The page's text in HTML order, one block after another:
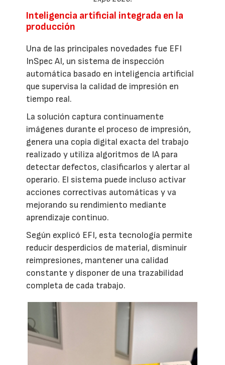
Inteligencia artificial integrada en la
producción
Una de las principales novedades fue EFI
InSpec AI, un sistema de inspección
automática basado en inteligencia artificial
que supervisa la calidad de impresión en
tiempo real.
La solución captura continuamente
imágenes durante el proceso de impresión,
genera una copia digital exacta del trabajo
realizado y utiliza algoritmos de IA para
detectar defectos, clasificarlos y alertar al
operario. El sistema puede incluso activar
acciones correctivas automáticas y va
mejorando su rendimiento mediante
aprendizaje continuo.
Según explicó EFI, esta tecnología permite
reducir desperdicios de material, disminuir
reimpresiones, mantener una calidad
constante y disponer de una trazabilidad
completa de cada trabajo.